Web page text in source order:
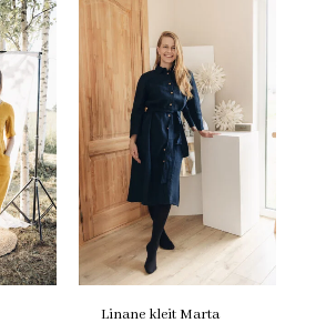
Linane kleit Marta